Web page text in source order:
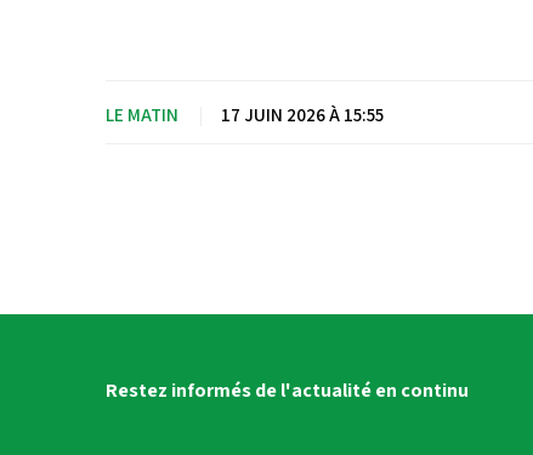
LE MATIN 17 JUIN 2026 À 15:55
Restez informés de l'actualité en continu